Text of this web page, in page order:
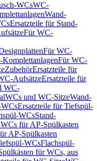
WCsWC-
Wand-
Ersatzteile für Stand-
Für WC-
Für WC-
Für WC-
ZubehörErsatzteile für
AufsätzeErsatzteile für
WC-
WCs und WC-SitzeWand-
Ersatzteile für Tiefspül-
WCsStand-
für AP-Spülkasten
AP-Spülkasten
WCsFlachspül-
für WCs, aus